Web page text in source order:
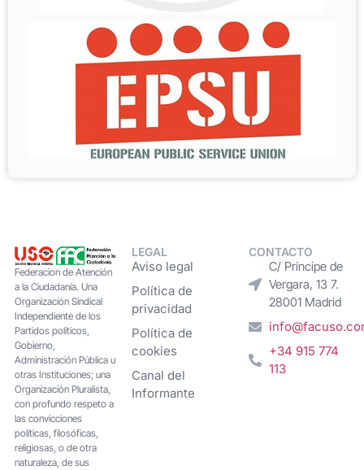
Federacion de Atención
a la Ciudadanía. Una
Organización Sindical
Independiente de los
Partidos políticos,
Gobierno,
Administración Pública u
otras Instituciones; una
Organización Pluralista,
con profundo respeto a
las convicciones
políticas, filosóficas,
religiosas, o de otra
naturaleza, de sus
LEGAL
Aviso legal
Política de
privacidad
Política de
cookies
Canal del
Informante
CONTACTO
C/ Príncipe de
Vergara, 13 7.
28001 Madrid
+34 915 774
113